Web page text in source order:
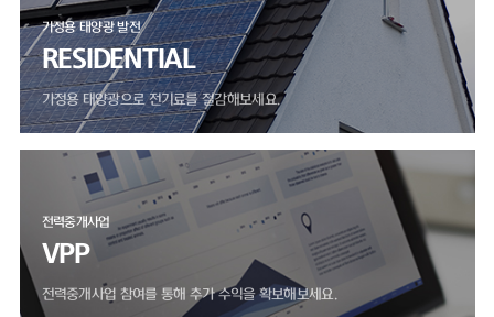
가정용 태양광 발전
RESIDENTIAL
가정용 태양광으로 전기료를 절감해보세요.
전력중개사업
VPP
전력중개사업 참여를 통해 추가 수익을 확보해보세요.